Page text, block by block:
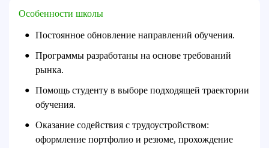
Особенности школы
● Постоянное обновление направлений обучения.
●
Программы разработаны на основе требований
рынка.
●
Помощь студенту в выборе подходящей траектории
обучения.
●
Оказание содействия с трудоустройством:
оформление портфолио и резюме, прохождение